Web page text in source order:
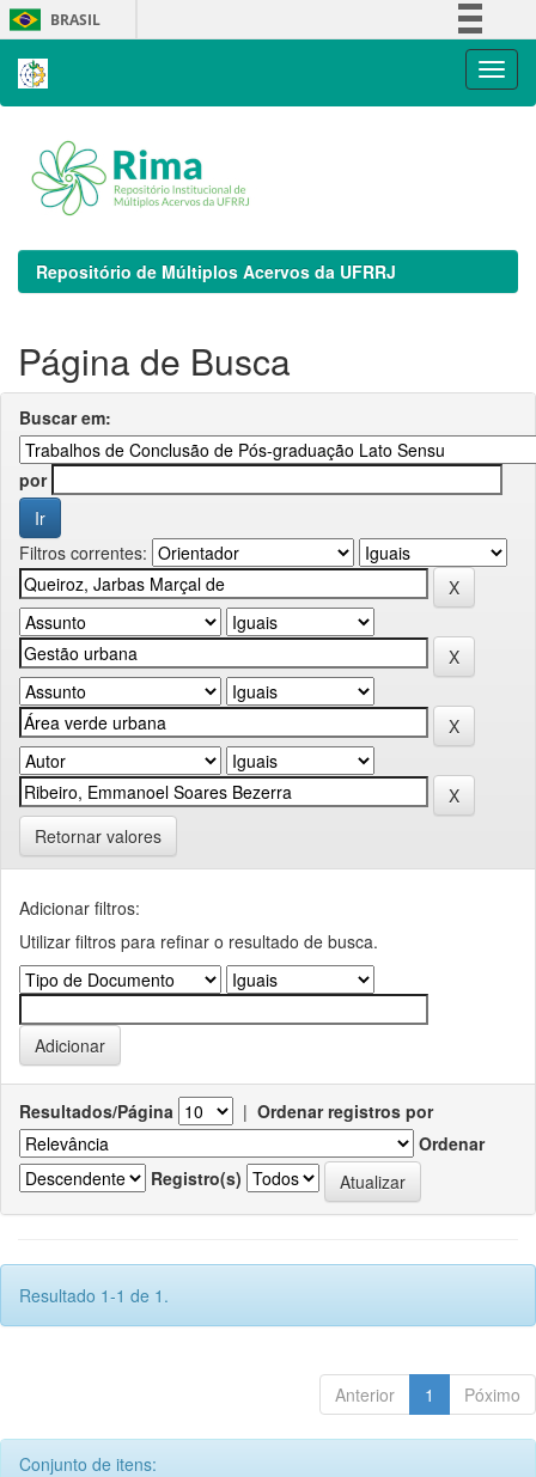
Skip
navigation
BRASIL
Repositório de Múltiplos Acervos da UFRRJ
Página de Busca
Buscar em:
por
Filtros correntes:
Retornar valores
Adicionar filtros:
Utilizar filtros para refinar o resultado de busca.
Resultados/Página | Ordenar registros por
Ordenar
Registro(s)
Resultado 1-1 de 1.
Anterior 1 Póximo
Conjunto de itens: